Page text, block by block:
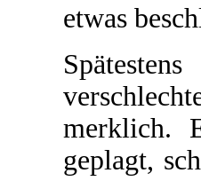
etwas
merklich.
geplagt,